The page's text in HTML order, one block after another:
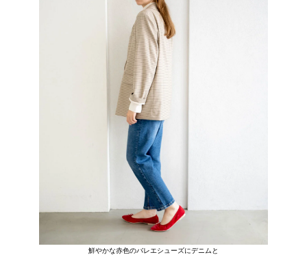
鮮やかな赤色のバレエシューズにデニムと